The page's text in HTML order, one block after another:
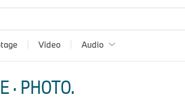
Video Audio
· PHOTO.